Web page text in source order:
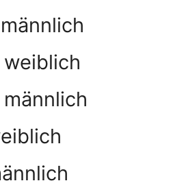
weiblich